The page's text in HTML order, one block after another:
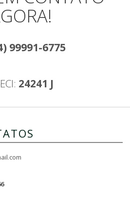
99991-6775
24241 J